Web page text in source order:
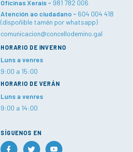
Oficinas Xerais - 981 782 006
Atención ao ciudadano - 604 004 418
(dispoñible tamén por whatsapp)
comunicacion@concellodemino.gal
HORARIO DE INVERNO
Luns a venres
9:00 a 15:00
HORARIO DE VERÁN
Luns a venres
9:00 a 14:00
SÍGUENOS EN